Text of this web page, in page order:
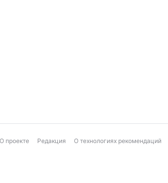
О проекте Редакция О технологиях рекомендаций